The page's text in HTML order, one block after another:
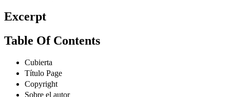
Excerpt
Table Of Contents
Cubierta
Título Page
Copyright
Sobre el autor